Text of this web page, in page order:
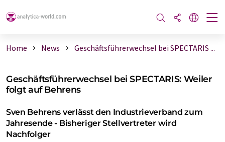
Home News Geschäftsführerwechsel bei SPECTARIS ...
Geschäftsführerwechsel bei SPECTARIS: Weiler
folgt auf Behrens
Sven Behrens verlässt den Industrieverband zum
Jahresende - Bisheriger Stellvertreter wird
Nachfolger